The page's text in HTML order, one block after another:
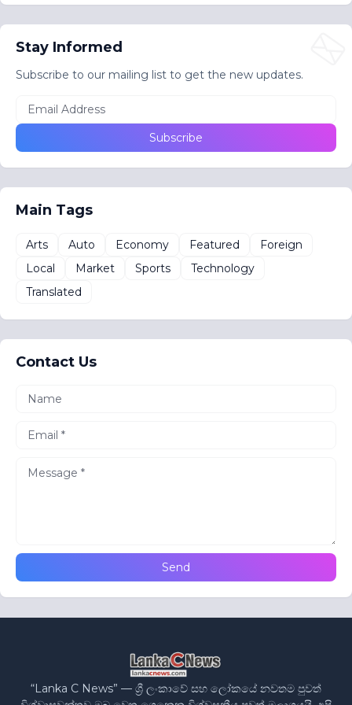
Stay Informed
Subscribe to our mailing list to get the new updates.
Main Tags
Arts Auto Economy Featured
Foreign
Local
Market Sports
Technology
Translated
Contact Us
“Lanka C News” — ශ්‍රී ලංකාවේ සහ ලෝකයේ නවතම පුවත්